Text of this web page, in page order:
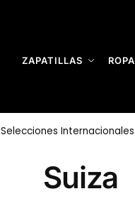
ZAPATILLAS ROPA
Selecciones Internacionales
Suiza